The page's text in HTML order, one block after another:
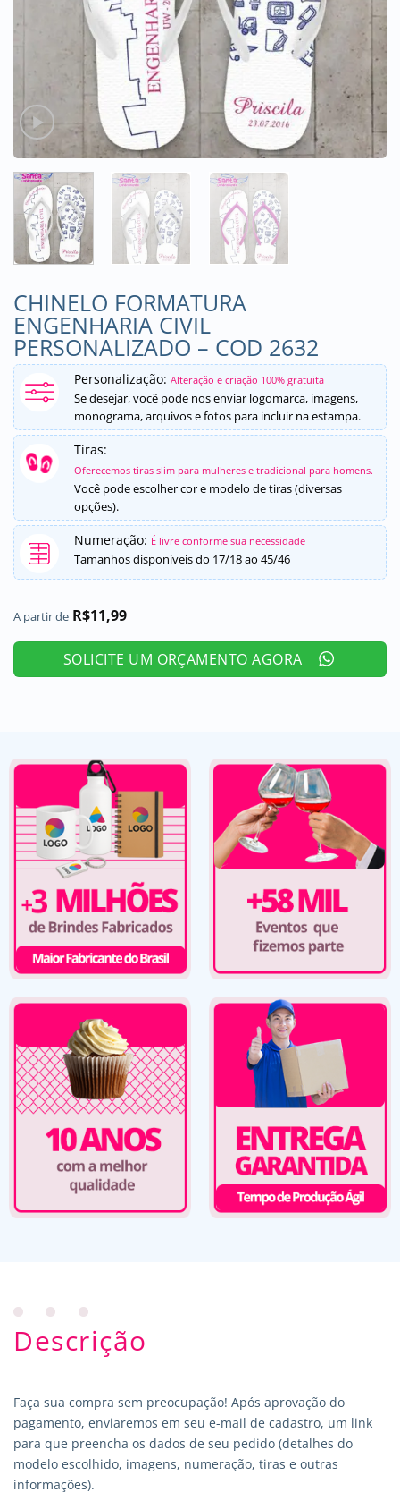
CHINELO FORMATURA
ENGENHARIA CIVIL
PERSONALIZADO – COD 2632
Personalização: Alteração e criação 100% gratuita
Se desejar, você pode nos enviar logomarca, imagens,
monograma, arquivos e fotos para incluir na estampa.
Tiras:
Oferecemos tiras slim para mulheres e tradicional para homens.
Você pode escolher cor e modelo de tiras (diversas
opções).
Numeração: É livre conforme sua necessidade
Tamanhos disponíveis do 17/18 ao 45/46
A partir de R$11,99
SOLICITE UM ORÇAMENTO AGORA
Descrição
Faça sua compra sem preocupação! Após aprovação do
pagamento, enviaremos em seu e-mail de cadastro, um link
para que preencha os dados de seu pedido (detalhes do
modelo escolhido, imagens, numeração, tiras e outras
informações).